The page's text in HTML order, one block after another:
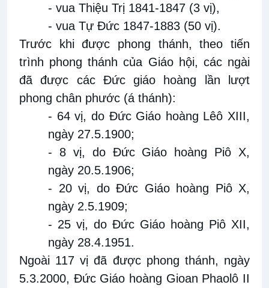
- vua Thiệu Trị 1841-1847 (3 vị),
- vua Tự Đức 1847-1883 (50 vị).
Trước khi được phong thánh, theo tiến
trình phong thánh của Giáo hội, các ngài
đã được các Đức giáo hoàng lần lượt
phong chân phước (á thánh):
- 64 vị, do Đức Giáo hoàng Lêô XIII,
ngày 27.5.1900;
- 8 vị, do Đức Giáo hoàng Piô X,
ngày 20.5.1906;
- 20 vị, do Đức Giáo hoàng Piô X,
ngày 2.5.1909;
- 25 vị, do Đức Giáo hoàng Piô XII,
ngày 28.4.1951.
Ngoài 117 vị đã được phong thánh, ngày
5.3.2000, Đức Giáo hoàng Gioan Phaolô II